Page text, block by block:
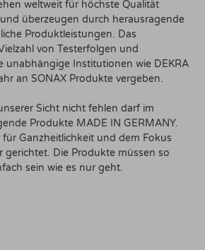
weltweit für höchste Qualität
überzeugen durch herausragende
Produktleistungen. Das
von Testerfolgen und
unabhängige Institutionen wie DEKRA
an SONAX Produkte vergeben.
Sicht nicht fehlen darf im
Produkte MADE IN GERMANY.
Ganzheitlichkeit und dem Fokus
gerichtet. Die Produkte müssen so
sein wie es nur geht.